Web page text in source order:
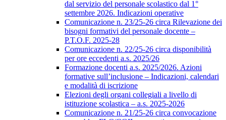
dal servizio del personale scolastico dal 1°
settembre 2026. Indicazioni operative
Comunicazione n. 23/25-26 circa Rilevazione dei
bisogni formativi del personale docente –
P.T.O.F. 2025-28
Comunicazione n. 22/25-26 circa disponibilità
per ore eccedenti a.s. 2025/26
Formazione docenti a.s. 2025/2026. Azioni
formative sull’inclusione – Indicazioni, calendari
e modalità di iscrizione
Elezioni degli organi collegiali a livello di
istituzione scolastica – a.s. 2025-2026
Comunicazione n. 21/25-26 circa convocazione